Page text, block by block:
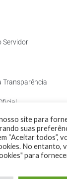
Servidor
Transparência
e Esgoto
site para
suas
“Aceitar todos”,
No entanto,
para